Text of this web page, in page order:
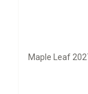
Maple Leaf